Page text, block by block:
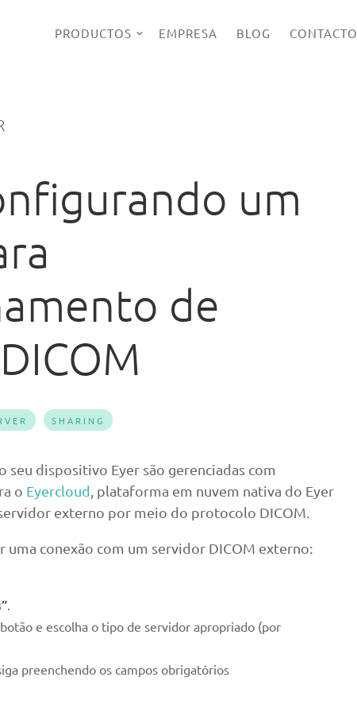
PRODUCTOS EMPRESA BLOG CONTACTO
um
de
SHARING
seu dispositivo Eyer são gerenciadas com
o Eyercloud , plataforma em nuvem nativa do Eyer
externo por meio do protocolo DICOM.
uma conexão com um servidor DICOM externo:
.
botão e escolha o tipo de servidor apropriado (por
preenchendo os campos obrigatórios